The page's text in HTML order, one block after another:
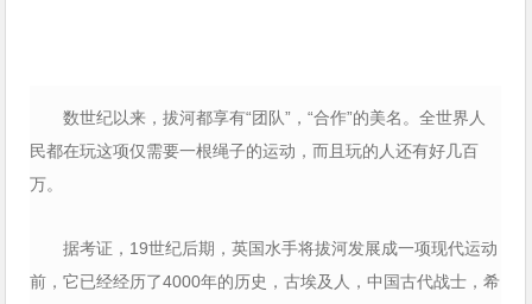
数世纪以来，拔河都享有“团队”，“合作”的美名。全世界人
民都在玩这项仅需要一根绳子的运动，而且玩的人还有好几百
万。
据考证，19世纪后期，英国水手将拔河发展成一项现代运动
前，它已经经历了4000年的历史，古埃及人，中国古代战士，希